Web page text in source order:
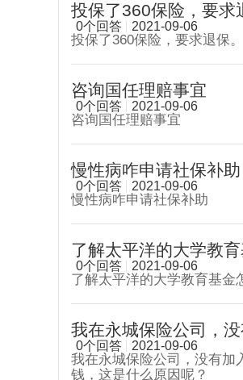
投保了360保险，要求
0个回答 2021-09-06
投保了360保险，要求退保。
咨询国任理赔事宜
0个回答 2021-09-06
咨询国任理赔事宜
慢性病咋申请社保补助
0个回答 2021-09-06
慢性病咋申请社保补助
了解太平洋的大学教
0个回答 2021-09-06
了解太平洋的大学教育基金
我在永城保险公司，
0个回答 2021-09-06
我在永城保险公司，没有加
钱，这是什么原因呢？